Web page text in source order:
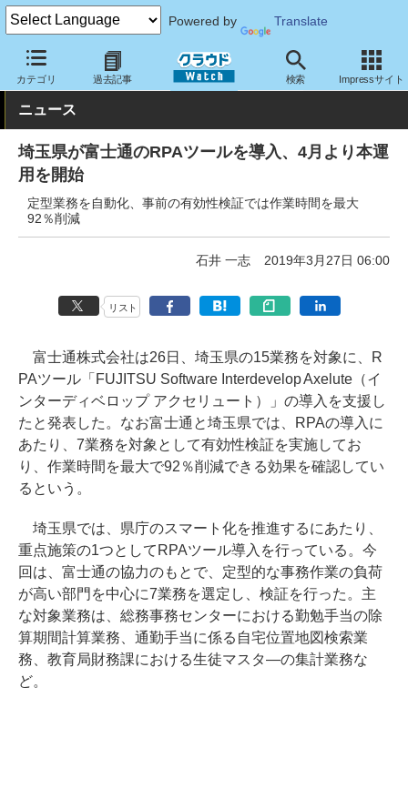
Powered by Translate
カテゴリ 過去記事 検索 Impressサイト
クラウド Watch トピック 導入事例 その他
ニュース
埼玉県が富士通のRPAツールを導入、4月より本運
用を開始
定型業務を自動化、事前の有効性検証では作業時間を最大
92％削減
石井 一志 2019年3月27日 06:00
リスト
富士通株式会社は26日、埼玉県の15業務を対象に、R
PAツール「FUJITSU Software Interdevelop Axelute（イ
ンターディベロップ アクセリュート）」の導入を支援し
たと発表した。なお富士通と埼玉県では、RPAの導入に
あたり、7業務を対象として有効性検証を実施してお
り、作業時間を最大で92％削減できる効果を確認してい
るという。
埼玉県では、県庁のスマート化を推進するにあたり、
重点施策の1つとしてRPAツール導入を行っている。今
回は、富士通の協力のもとで、定型的な事務作業の負荷
が高い部門を中心に7業務を選定し、検証を行った。主
な対象業務は、総務事務センターにおける勤勉手当の除
算期間計算業務、通勤手当に係る自宅位置地図検索業
務、教育局財務課における生徒マスタ―の集計業務な
ど。